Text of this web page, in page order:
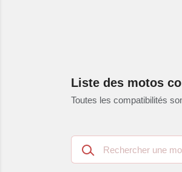
Liste des motos
Toutes les compatibilités
Recherche
dans
les